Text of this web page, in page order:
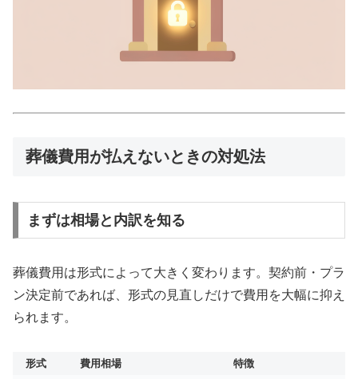
葬儀費用が払えないときの対処法
まずは相場と内訳を知る
葬儀費用は形式によって大きく変わります。契約前・プラ
ン決定前であれば、形式の見直しだけで費用を大幅に抑え
られます。
形式 費用相場
特徴